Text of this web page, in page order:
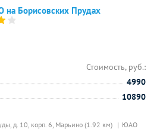
Борисовских Прудах
д. 10, корп. 6, Марьино (1.92 км) ЮАО
Стоимость, руб.:
4990
10890